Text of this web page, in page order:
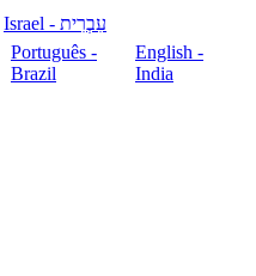
עִבְרִית - Israel
Português -
Brazil
English -
India